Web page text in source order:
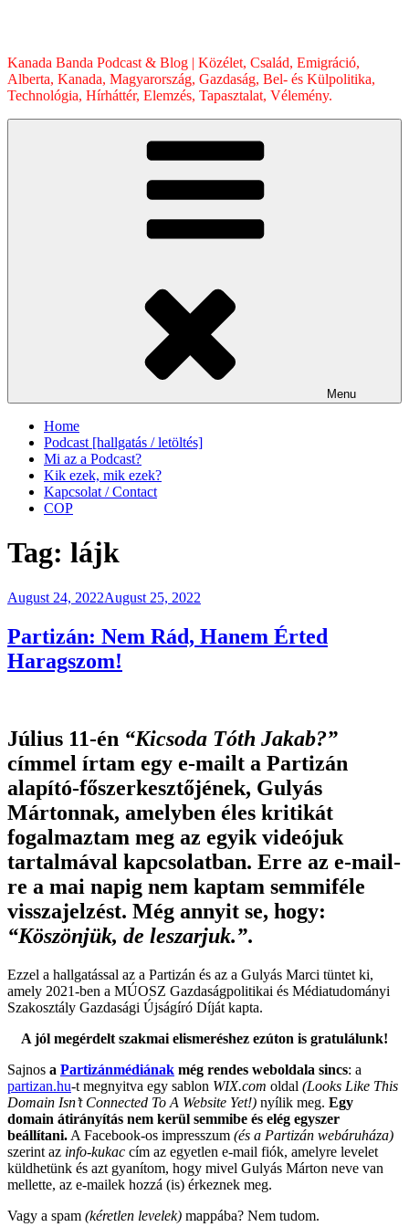
Kanada Banda Podcast & Blog | Közélet, Család, Emigráció,
Alberta, Kanada, Magyarország, Gazdaság, Bel- és Külpolitika,
Technológia, Hírháttér, Elemzés, Tapasztalat, Vélemény.
Menu
Home
Podcast [hallgatás / letöltés]
Mi az a Podcast?
Kik ezek, mik ezek?
Kapcsolat / Contact
COP
Tag: lájk
Posted
August 24, 2022August 25, 2022
Partizán: Nem Rád, Hanem Érted
Haragszom!
Július 11-én “Kicsoda Tóth Jakab?”
címmel írtam egy e-mailt a Partizán
alapító-főszerkesztőjének, Gulyás
Mártonnak, amelyben éles kritikát
fogalmaztam meg az egyik videójuk
tartalmával kapcsolatban. Erre az e-mail-
re a mai napig nem kaptam semmiféle
visszajelzést. Még annyit se, hogy:
“Köszönjük, de leszarjuk.”.
Ezzel a hallgatással az a Partizán és az a Gulyás Marci tüntet ki,
amely 2021-ben a MÚOSZ Gazdaságpolitikai és Médiatudományi
Szakosztály Gazdasági Újságíró Díját kapta.
A jól megérdelt szakmai elismeréshez ezúton is gratulálunk!
Sajnos a Partizánmédiának még rendes weboldala sincs: a
partizan.hu-t megnyitva egy sablon WIX.com oldal (Looks Like This
Domain Isn’t Connected To A Website Yet!) nyílik meg. Egy
domain átirányítás nem kerül semmibe és elég egyszer
beállítani. A Facebook-os impresszum (és a Partizán webáruháza)
szerint az info-kukac cím az egyetlen e-mail fiók, amelyre levelet
küldhetünk és azt gyanítom, hogy mivel Gulyás Márton neve van
mellette, az e-mailek hozzá (is) érkeznek meg.
Vagy a spam (kéretlen levelek) mappába? Nem tudom.